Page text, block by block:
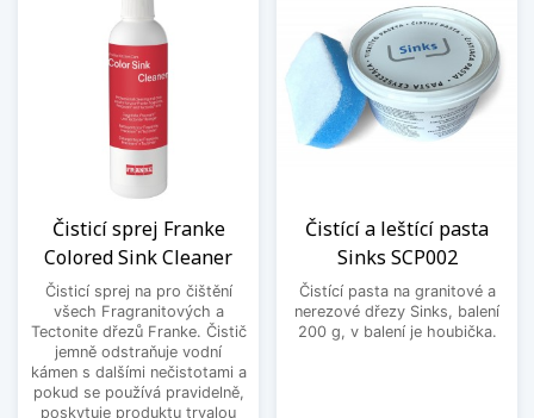
Čisticí sprej Franke
Colored Sink Cleaner
Čisticí sprej na pro čištění
všech Fragranitových a
Tectonite dřezů Franke. Čistič
jemně odstraňuje vodní
kámen s dalšími nečistotami a
pokud se používá pravidelně,
poskytuje produktu trvalou
Čistící a leštící pasta
Sinks SCP002
Čistící pasta na granitové a
nerezové dřezy Sinks, balení
200 g, v balení je houbička.